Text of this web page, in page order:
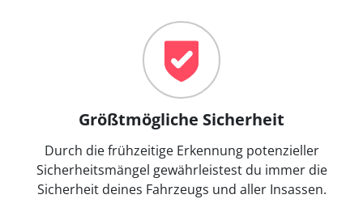
Größtmögliche Sicherheit
Durch die frühzeitige Erkennung potenzieller
Sicherheitsmängel gewährleistest du immer die
Sicherheit deines Fahrzeugs und aller Insassen.